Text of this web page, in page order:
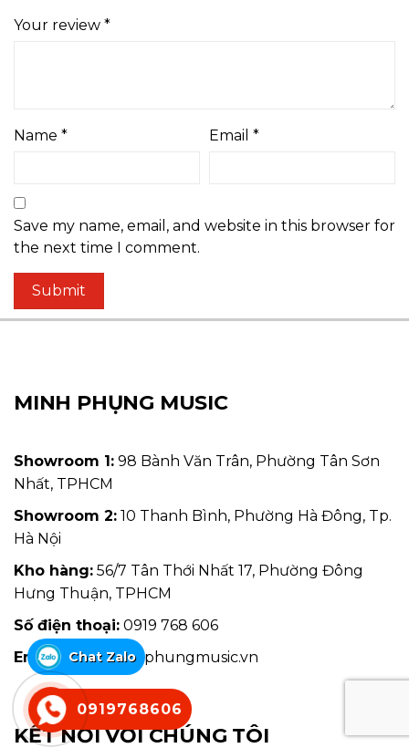
Your review *
Name * Email *
Save my name, email, and website in this browser for
the next time I comment.
MINH PHỤNG MUSIC
Showroom 1: 98 Bành Văn Trân, Phường Tân Sơn
Nhất, TPHCM
Showroom 2: 10 Thanh Bình, Phường Hà Đông, Tp.
Hà Nội
Kho hàng: 56/7 Tân Thới Nhất 17, Phường Đông
Hưng Thuận, TPHCM
Số điện thoại: 0919 768 606
Email:info@minhphungmusic.vn
KẾT NỐI VỚI CHÚNG TÔI
0919768606
Chat Zalo